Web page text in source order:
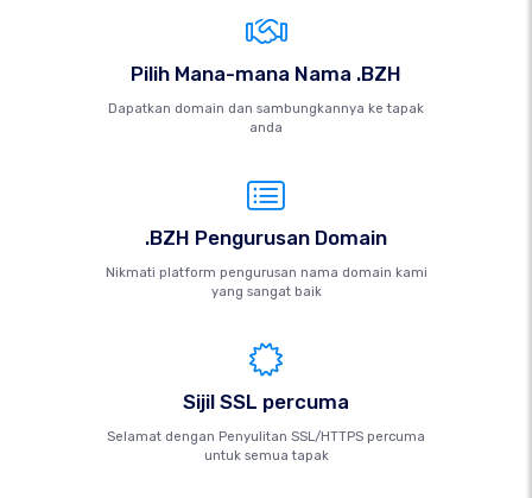
Pilih Mana-mana Nama .BZH
Dapatkan domain dan sambungkannya ke tapak
anda
.BZH Pengurusan Domain
Nikmati platform pengurusan nama domain kami
yang sangat baik
Sijil SSL percuma
Selamat dengan Penyulitan SSL/HTTPS percuma
untuk semua tapak